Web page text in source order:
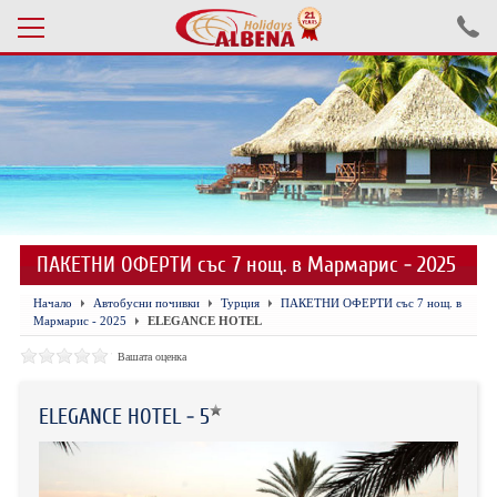
Проверка на резервация
ПОЧИВКИ С АВТОБУС 2026
ПОЧИВКИ СЪС САМОЛЕТ
ЕКСКУРЗИИ САМОЛЕТ
ЕКСКУРЗИИ АВТОБУС
БЪЛГАРИЯ
ХОТЕЛИ В ТУРЦИЯ
ТУРЦИЯ С КОЛА
ПАКЕТНИ ОФЕРТИ със 7 нощ. в Мармарис - 2025
Начало Автобусни почивки Турция
ПАКЕТНИ ОФЕРТИ със 7 нощ. в
Мармарис - 2025
ELEGANCE HOTEL
Вашата оценка
ELEGANCE HOTEL - 5